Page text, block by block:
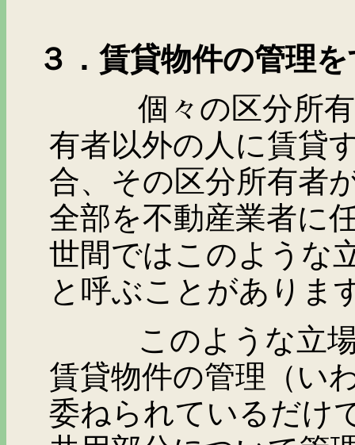
３．賃貸物件の管理
個々の区分所有者
有者以外の人に賃貸
合、その区分所有者
全部を不動産業者に
世間ではこのような
と呼ぶことがありま
このような立場で
賃貸物件の管理（い
委ねられているだけ